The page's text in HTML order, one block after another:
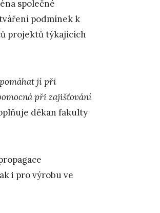
společné
podmínek k
projektů týkajících
jí při
při zajišťování
děkan fakulty
i pro výrobu ve